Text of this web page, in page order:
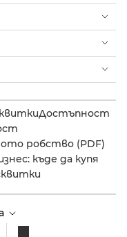
Достъпност
робство (PDF)
къде да купя